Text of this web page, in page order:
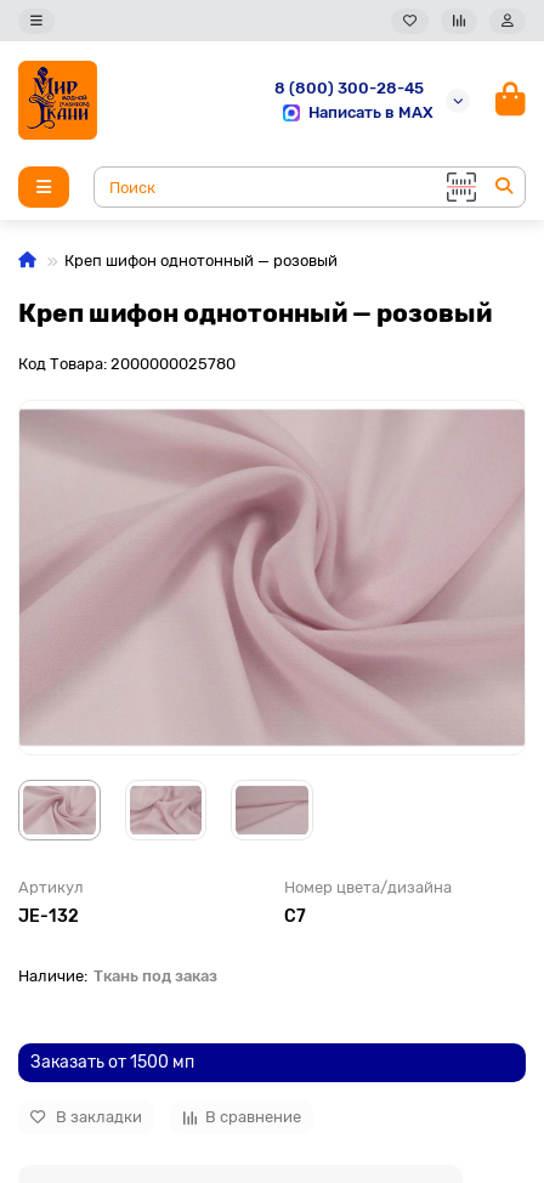
8 (800) 300-28-45
Написать в MAX
Креп шифон однотонный — розовый
Креп шифон однотонный — розовый
Код Товара: 2000000025780
Артикул
JE-132
Номер цвета/дизайна
С7
Ткань под заказ
Заказать от 1500 мп
В закладки В сравнение